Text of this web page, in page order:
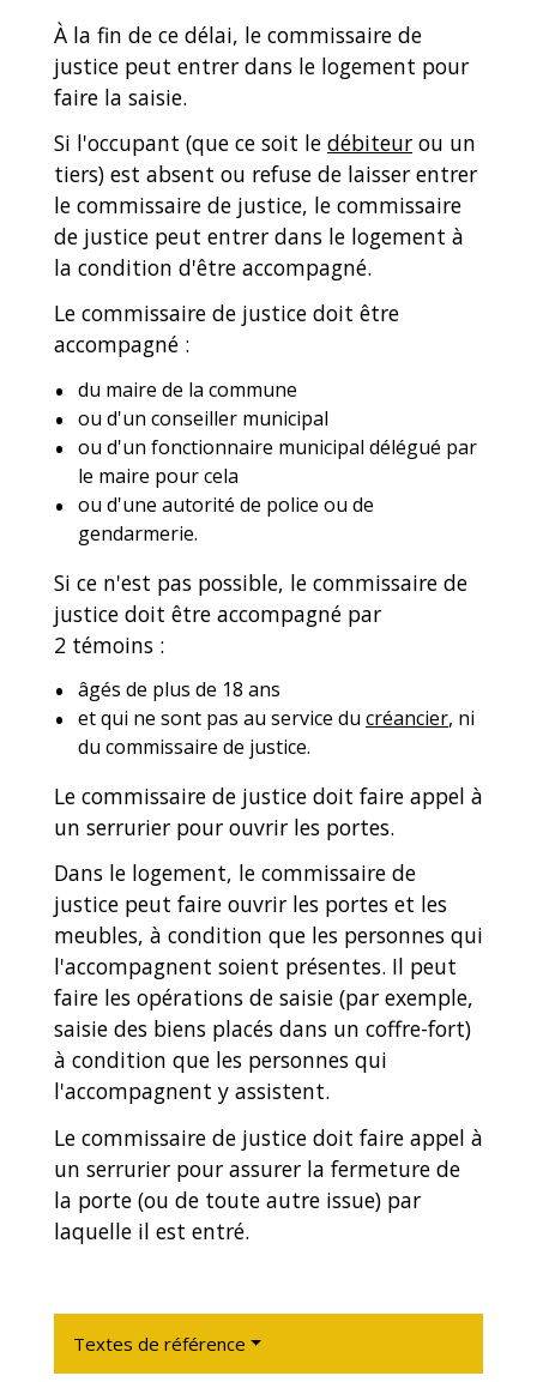
À la fin de ce délai, le commissaire de
justice peut entrer dans le logement pour
faire la saisie.
Si l'occupant (que ce soit le débiteur ou un
tiers) est absent ou refuse de laisser entrer
le commissaire de justice, le commissaire
de justice peut entrer dans le logement à
la condition d'être accompagné.
Le commissaire de justice doit être
accompagné :
du maire de la commune
ou d'un conseiller municipal
ou d'un fonctionnaire municipal délégué par
le maire pour cela
ou d'une autorité de police ou de
gendarmerie.
Si ce n'est pas possible, le commissaire de
justice doit être accompagné par
2 témoins :
âgés de plus de 18 ans
et qui ne sont pas au service du créancier, ni
du commissaire de justice.
Le commissaire de justice doit faire appel à
un serrurier pour ouvrir les portes.
Dans le logement, le commissaire de
justice peut faire ouvrir les portes et les
meubles, à condition que les personnes qui
l'accompagnent soient présentes. Il peut
faire les opérations de saisie (par exemple,
saisie des biens placés dans un coffre-fort)
à condition que les personnes qui
l'accompagnent y assistent.
Le commissaire de justice doit faire appel à
un serrurier pour assurer la fermeture de
la porte (ou de toute autre issue) par
laquelle il est entré.
Textes de référence